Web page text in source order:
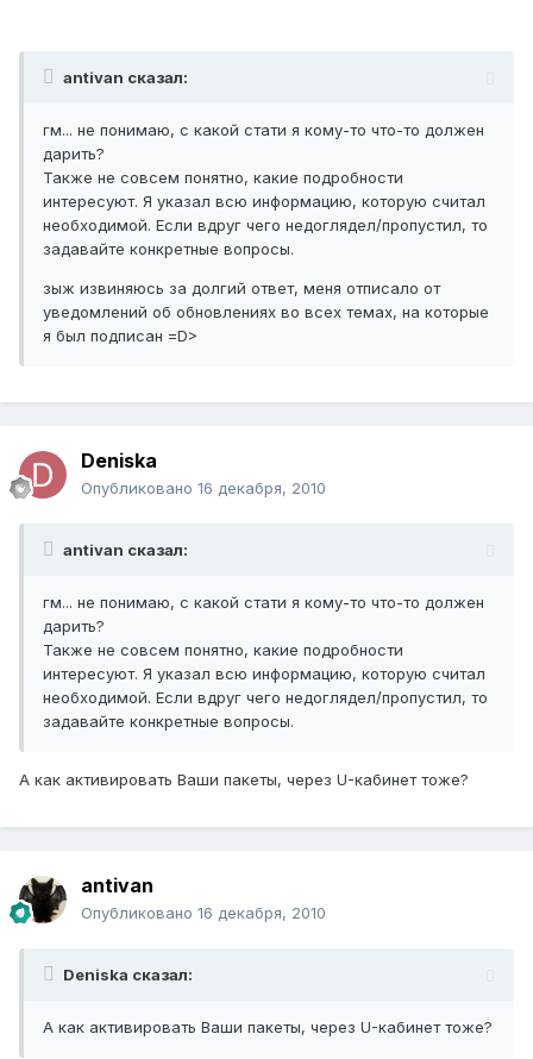
antivan сказал:
гм... не понимаю, с какой стати я кому-то что-то должен
дарить?
Также не совсем понятно, какие подробности
интересуют. Я указал всю информацию, которую считал
необходимой. Если вдруг чего недоглядел/пропустил, то
задавайте конкретные вопросы.
зыж извиняюсь за долгий ответ, меня отписало от
уведомлений об обновлениях во всех темах, на которые
я был подписан =D>
Deniska
Опубликовано 16 декабря, 2010
antivan сказал:
гм... не понимаю, с какой стати я кому-то что-то должен
дарить?
Также не совсем понятно, какие подробности
интересуют. Я указал всю информацию, которую считал
необходимой. Если вдруг чего недоглядел/пропустил, то
задавайте конкретные вопросы.
А как активировать Ваши пакеты, через U-кабинет тоже?
antivan
Опубликовано 16 декабря, 2010
Deniska сказал:
А как активировать Ваши пакеты, через U-кабинет тоже?